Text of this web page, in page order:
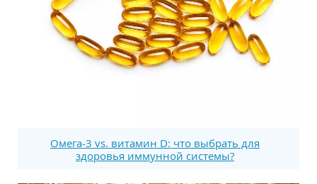
Омега-3 vs. витамин D: что выбрать для
здоровья иммунной системы?